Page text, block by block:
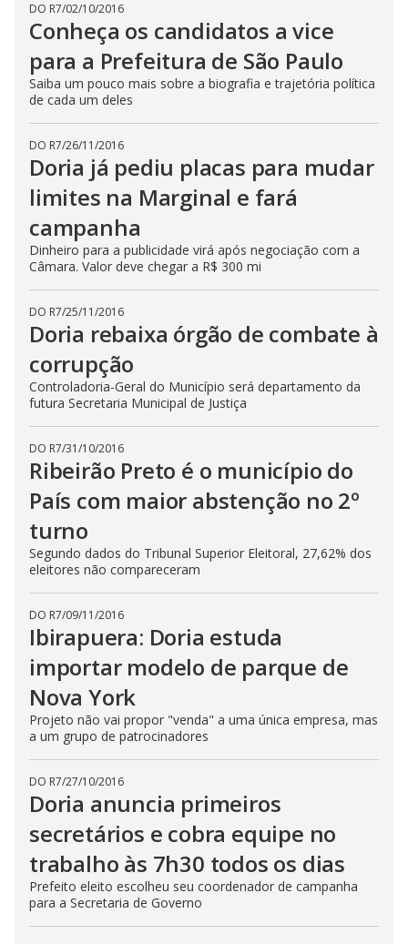
DO R7/02/10/2016
Conheça os candidatos a vice
para a Prefeitura de São Paulo
Saiba um pouco mais sobre a biografia e trajetória política
de cada um deles
DO R7/26/11/2016
Doria já pediu placas para mudar
limites na Marginal e fará
campanha
Dinheiro para a publicidade virá após negociação com a
Câmara. Valor deve chegar a R$ 300 mi
DO R7/25/11/2016
Doria rebaixa órgão de combate à
corrupção
Controladoria-Geral do Município será departamento da
futura Secretaria Municipal de Justiça
DO R7/31/10/2016
Ribeirão Preto é o município do
País com maior abstenção no 2º
turno
Segundo dados do Tribunal Superior Eleitoral, 27,62% dos
eleitores não compareceram
DO R7/09/11/2016
Ibirapuera: Doria estuda
importar modelo de parque de
Nova York
Projeto não vai propor "venda" a uma única empresa, mas
a um grupo de patrocinadores
DO R7/27/10/2016
Doria anuncia primeiros
secretários e cobra equipe no
trabalho às 7h30 todos os dias
Prefeito eleito escolheu seu coordenador de campanha
para a Secretaria de Governo